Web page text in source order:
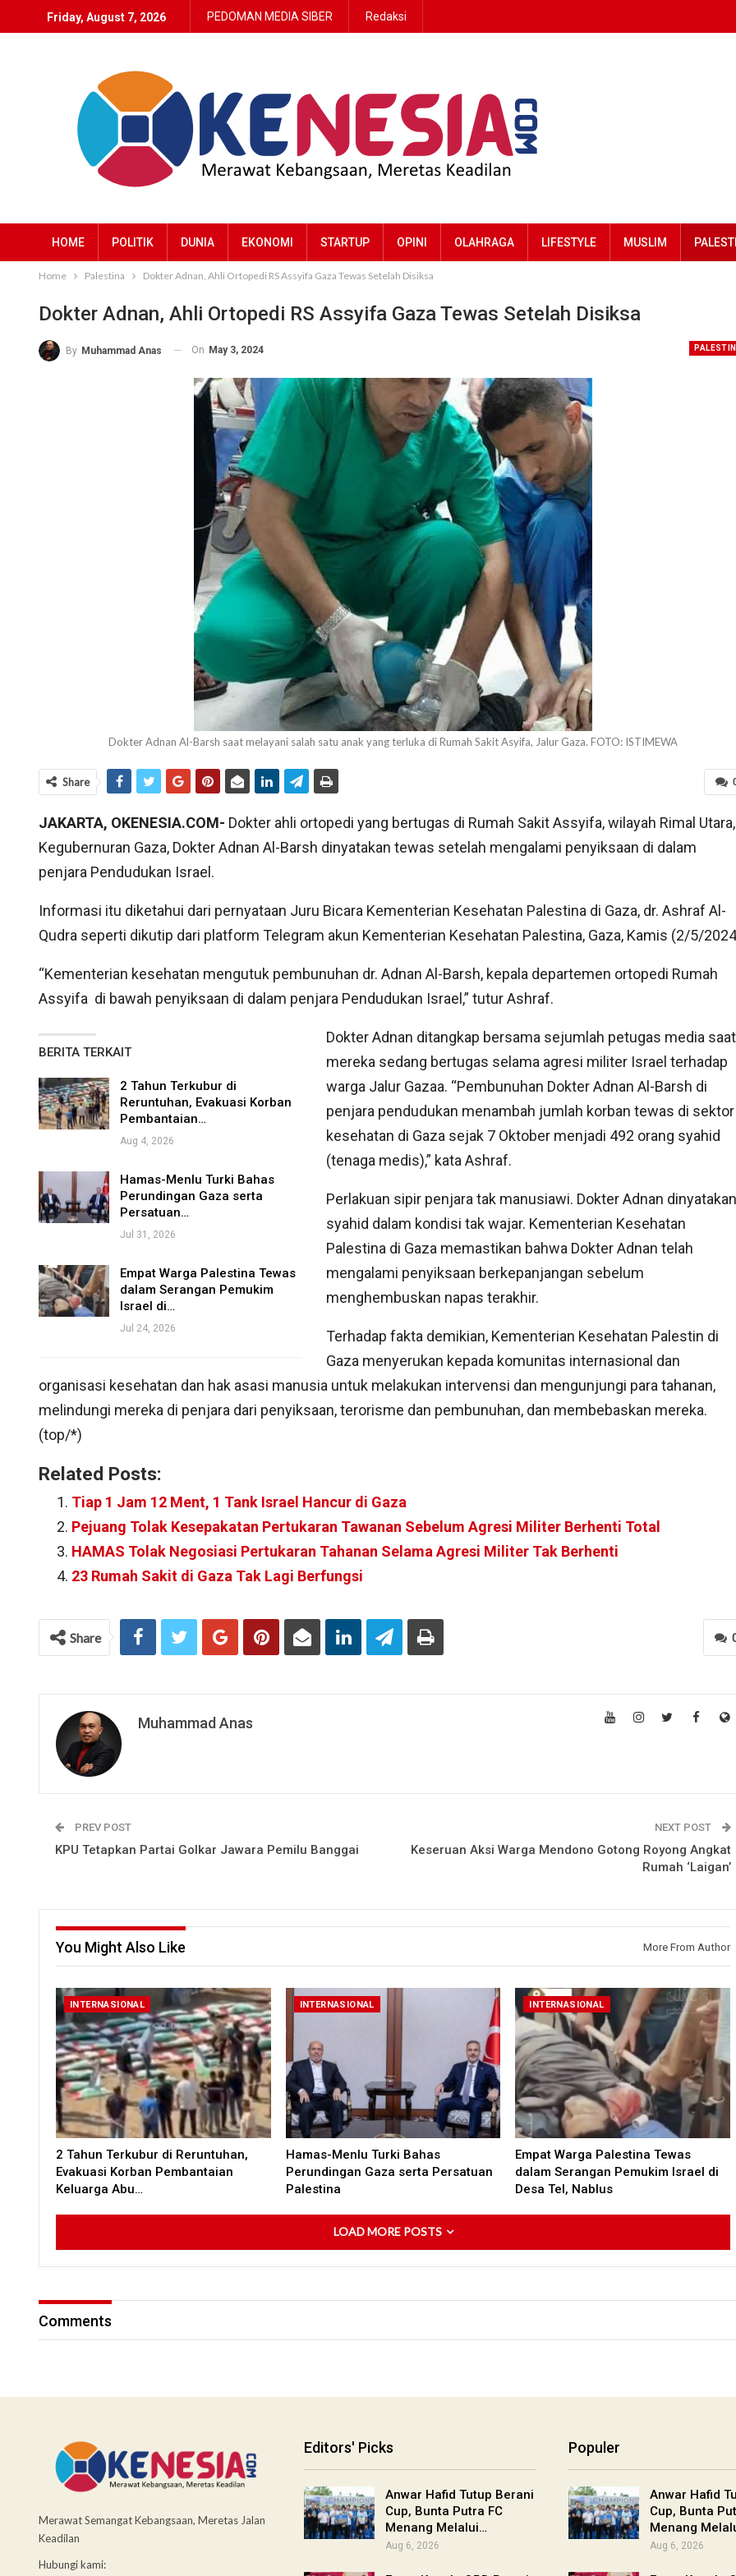
Friday, August 7, 2026 PEDOMAN MEDIA SIBER Redaksi
HOME POLITIK DUNIA EKONOMI STARTUP OPINI OLAHRAGA LIFESTYLE MUSLIM
Home Palestina Dokter Adnan, Ahli Ortopedi RS Assyifa Gaza Tewas Setelah Disiksa
Dokter Adnan, Ahli Ortopedi RS Assyifa Gaza Tewas Setelah Disiksa
By Muhammad Anas On May 3, 2024
Dokter Adnan Al-Barsh saat melayani salah satu anak yang terluka di Rumah Sakit Asyifa, Jalur Gaza. FOTO: ISTIMEWA
Share
JAKARTA, OKENESIA.COM- Dokter ahli ortopedi yang bertugas di Rumah Sakit Assyifa, wilayah Rimal Utara,
Kegubernuran Gaza, Dokter Adnan Al-Barsh dinyatakan tewas setelah mengalami penyiksaan di dalam
penjara Pendudukan Israel.
Informasi itu diketahui dari pernyataan Juru Bicara Kementerian Kesehatan Palestina di Gaza, dr. Ashraf Al-
Qudra seperti dikutip dari platform Telegram akun Kementerian Kesehatan Palestina, Gaza, Kamis (2/5/
“Kementerian kesehatan mengutuk pembunuhan dr. Adnan Al-Barsh, kepala departemen ortopedi Rumah
Assyifa di bawah penyiksaan di dalam penjara Pendudukan Israel,” tutur Ashraf.
BERITA TERKAIT
2 Tahun Terkubur di
Reruntuhan, Evakuasi Korban
Pembantaian…
Aug 4, 2026
Hamas-Menlu Turki Bahas
Perundingan Gaza serta
Persatuan…
Jul 31, 2026
Empat Warga Palestina Tewas
dalam Serangan Pemukim
Israel di…
Jul 24, 2026
Dokter Adnan ditangkap bersama sejumlah petugas media saat
mereka sedang bertugas selama agresi militer Israel terhadap
warga Jalur Gazaa. “Pembunuhan Dokter Adnan Al-Barsh di
penjara pendudukan menambah jumlah korban tewas di sektor
kesehatan di Gaza sejak 7 Oktober menjadi 492 orang syahid
(tenaga medis),” kata Ashraf.
Perlakuan sipir penjara tak manusiawi. Dokter Adnan dinyatakan
syahid dalam kondisi tak wajar. Kementerian Kesehatan
Palestina di Gaza memastikan bahwa Dokter Adnan telah
mengalami penyiksaan berkepanjangan sebelum
menghembuskan napas terakhir.
Terhadap fakta demikian, Kementerian Kesehatan Palestin di
Gaza menyerukan kepada komunitas internasional dan
organisasi kesehatan dan hak asasi manusia untuk melakukan intervensi dan mengunjungi para tahanan,
melindungi mereka di penjara dari penyiksaan, terorisme dan pembunuhan, dan membebaskan mereka.
(top/*)
Related Posts:
Tiap 1 Jam 12 Ment, 1 Tank Israel Hancur di Gaza
Pejuang Tolak Kesepakatan Pertukaran Tawanan Sebelum Agresi Militer Berhenti Total
HAMAS Tolak Negosiasi Pertukaran Tahanan Selama Agresi Militer Tak Berhenti
23 Rumah Sakit di Gaza Tak Lagi Berfungsi
Share
Muhammad Anas
PREV POST
KPU Tetapkan Partai Golkar Jawara Pemilu Banggai
NEXT POST
Keseruan Aksi Warga Mendono Gotong Royong Angkat
Rumah ‘Laigan’
You Might Also Like More From Author
INTERNASIONAL
2 Tahun Terkubur di Reruntuhan,
Evakuasi Korban Pembantaian
Keluarga Abu…
INTERNASIONAL
Hamas-Menlu Turki Bahas
Perundingan Gaza serta Persatuan
Palestina
INTERNASIONAL
Empat Warga Palestina Tewas
dalam Serangan Pemukim Israel di
Desa Tel, Nablus
LOAD MORE POSTS
Comments
Merawat Semangat Kebangsaan, Meretas Jalan
Keadilan
Hubungi kami:
Editors' Picks
Anwar Hafid Tutup Berani
Cup, Bunta Putra FC
Menang Melalui…
Aug 6, 2026
Populer
Anwar Hafid
Cup, Bunta
Menang
Aug 6, 2026